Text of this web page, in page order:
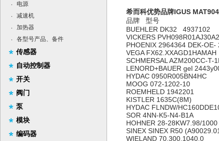
·
电源
·
减速机
·
加热器
·
各型号产品、备件
传感器
自动控制器
开关
阀门
泵
模块
编码器
希而科优势品牌IGUS
品牌 型号
BUEHLER DK32 4937102
VICKERS
PHOENIX 2964364 DEK-
VEGA FX62.XXAGD1HAMAH
SCHMERSAL AZM200CC-T-
LENORD+BAUER gel
HYDAC 0950R005BN4HC
MOOG 072-1202-10
ROEMHELD 1942201
KISTLER 1635C(8M)
HYDAC FLNDW/
SOR 4NN-K5-N4-B1A
HOHNER 28-28KW7.98/
SINEX SINEX R50
WIELAND 70.300.1040.0